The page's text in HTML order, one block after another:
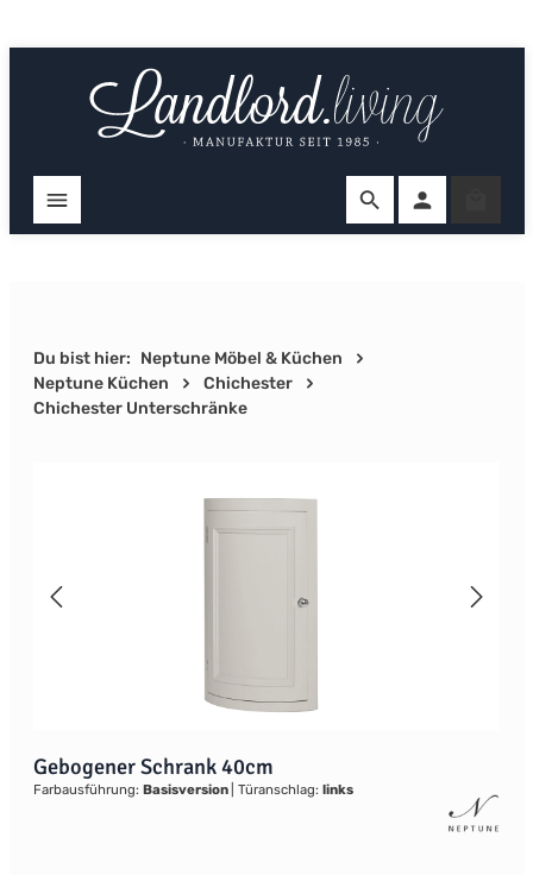
Du bist hier: Neptune Möbel & Küchen
Neptune Küchen
Chichester
Chichester Unterschränke
Gebogener Schrank 40cm
Farbausführung: Basisversion Türanschlag: links